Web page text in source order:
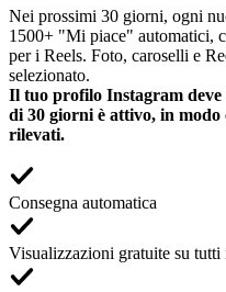
Nei prossimi 30 giorni, ogni
1500+ "Mi piace" automatici,
per i Reels. Foto, caroselli e
selezionato.
Il tuo profilo Instagram
di 30 giorni è attivo, in modo
rilevati.
Consegna automatica
Visualizzazioni gratuite su tutti